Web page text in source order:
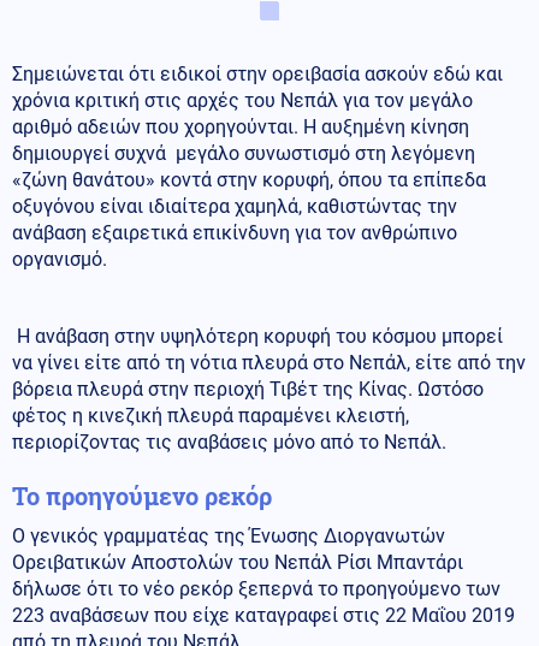
Σημειώνεται ότι ειδικοί στην ορειβασία ασκούν εδώ και
χρόνια κριτική στις αρχές του Νεπάλ για τον μεγάλο
αριθμό αδειών που χορηγούνται. Η αυξημένη κίνηση
δημιουργεί συχνά μεγάλο συνωστισμό στη λεγόμενη
«ζώνη θανάτου» κοντά στην κορυφή, όπου τα επίπεδα
οξυγόνου είναι ιδιαίτερα χαμηλά, καθιστώντας την
ανάβαση εξαιρετικά επικίνδυνη για τον ανθρώπινο
οργανισμό.
Η ανάβαση στην υψηλότερη κορυφή του κόσμου μπορεί
να γίνει είτε από τη νότια πλευρά στο Νεπάλ, είτε από την
βόρεια πλευρά στην περιοχή Τιβέτ της Κίνας. Ωστόσο
φέτος η κινεζική πλευρά παραμένει κλειστή,
περιορίζοντας τις αναβάσεις μόνο από το Νεπάλ.
Το προηγούμενο ρεκόρ
Ο γενικός γραμματέας της Ένωσης Διοργανωτών
Ορειβατικών Αποστολών του Νεπάλ Ρίσι Μπαντάρι
δήλωσε ότι το νέο ρεκόρ ξεπερνά το προηγούμενο των
223 αναβάσεων που είχε καταγραφεί στις 22 Μαΐου 2019